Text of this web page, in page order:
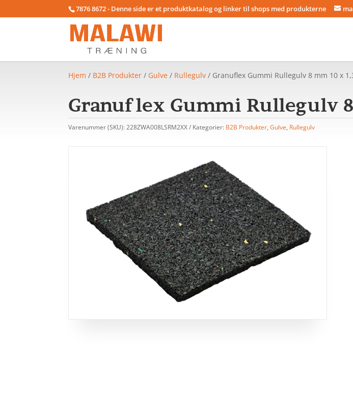
7876 8672 - Denne side er et produktkatalog og linker til shops med produkterne
Hjem / B2B Produkter / Gulve / Rullegulv / Granuflex Gummi Rullegulv 8 mm 10 x
Granuflex Gummi Rullegulv
Varenummer (SKU):228ZWA008LSRM2XX Kategorier: B2B Produkter,Gulve, Rullegulv